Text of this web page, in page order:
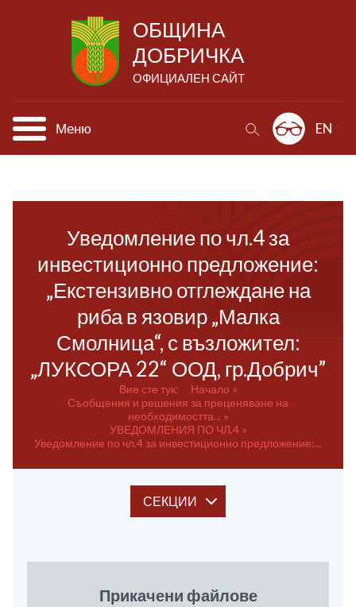
ОБЩИНА
ДОБРИЧКА
ОФИЦИАЛЕН САЙТ
Меню EN
Уведомление по чл.4 за
инвестиционно предложение:
„Екстензивно отглеждане на
риба в язовир „Малка
Смолница“, с възложител:
„ЛУКСОРА 22“ ООД, гр.Добрич”
Вие сте тук:
Начало
Съобщения и решения за преценяване на
необходимостта...
УВЕДОМЛЕНИЯ ПО ЧЛ.4
Уведомление по чл.4 за инвестиционно предложение:...
СЕКЦИИ
Прикачени файлове